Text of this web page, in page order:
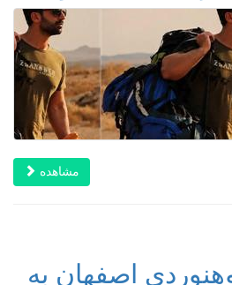
مشاهده
اصفهان به